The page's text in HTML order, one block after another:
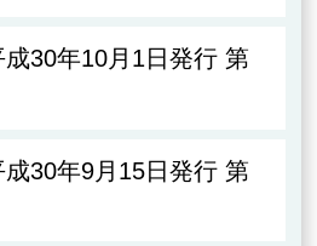
30年10月1日発行 第
30年9月15日発行 第